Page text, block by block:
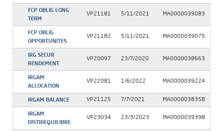
FCP OBLIG LONG
TERM
VP21181 5/11/2021 MA0000039083
FCP OBLIG
OPPORTUNITES
VP21182 5/11/2021 MA0000039075
IRG SECUR
RENDEMENT
VP20097 23/7/2020 MA0000038663
IRGAM
ALLOCATION
VP22081 1/6/2022 MA0000039224
IRGAM BALANCE VP21125 7/7/2021 MA0000038358
IRGAM
DISTRIEQUILIBRE
VP23034 23/3/2023 MA0000039398